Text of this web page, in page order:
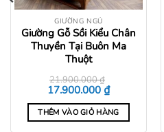
GIƯỜNG NGỦ
Giường Gỗ Sồi Kiểu Chân
Thuyền Tại Buôn Ma
Thuột
21.900.000₫
Giá
gốc
là:
21.900.000 ₫.
17.900.000 ₫Giá
hiện
tại
là:
17.900.000 ₫.
THÊM VÀO GIỎ HÀNG